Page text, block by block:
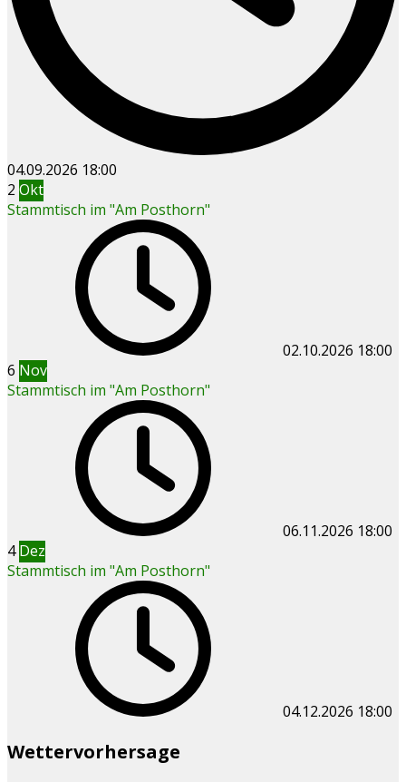
04.09.2026 18:00
2 Okt
Stammtisch im "Am Posthorn"
02.10.2026 18:00
6 Nov
Stammtisch im "Am Posthorn"
06.11.2026 18:00
4 Dez
Stammtisch im "Am Posthorn"
04.12.2026 18:00
Wettervorhersage